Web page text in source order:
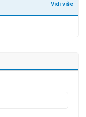
Vidi više